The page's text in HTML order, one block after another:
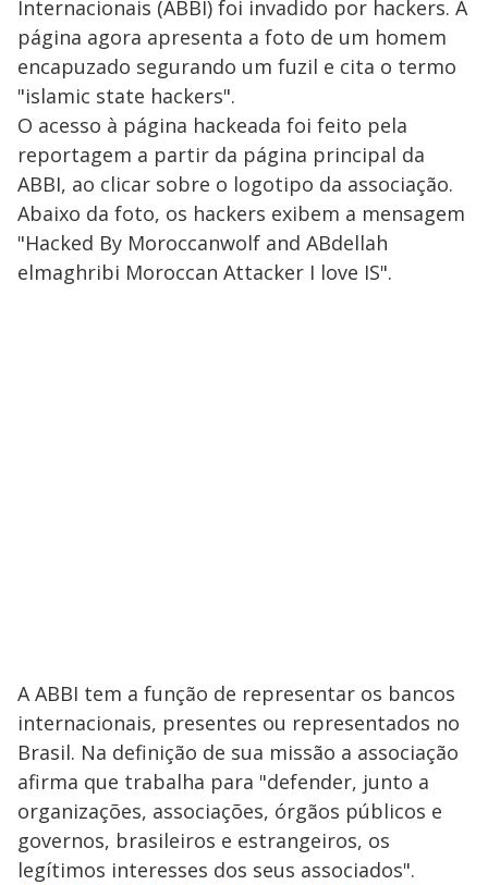
Internacionais (ABBI) foi invadido por hackers. A
página agora apresenta a foto de um homem
encapuzado segurando um fuzil e cita o termo
"islamic state hackers".
O acesso à página hackeada foi feito pela
reportagem a partir da página principal da
ABBI, ao clicar sobre o logotipo da associação.
Abaixo da foto, os hackers exibem a mensagem
"Hacked By Moroccanwolf and ABdellah
elmaghribi Moroccan Attacker I love IS".
A ABBI tem a função de representar os bancos
internacionais, presentes ou representados no
Brasil. Na definição de sua missão a associação
afirma que trabalha para "defender, junto a
organizações, associações, órgãos públicos e
governos, brasileiros e estrangeiros, os
legítimos interesses dos seus associados".